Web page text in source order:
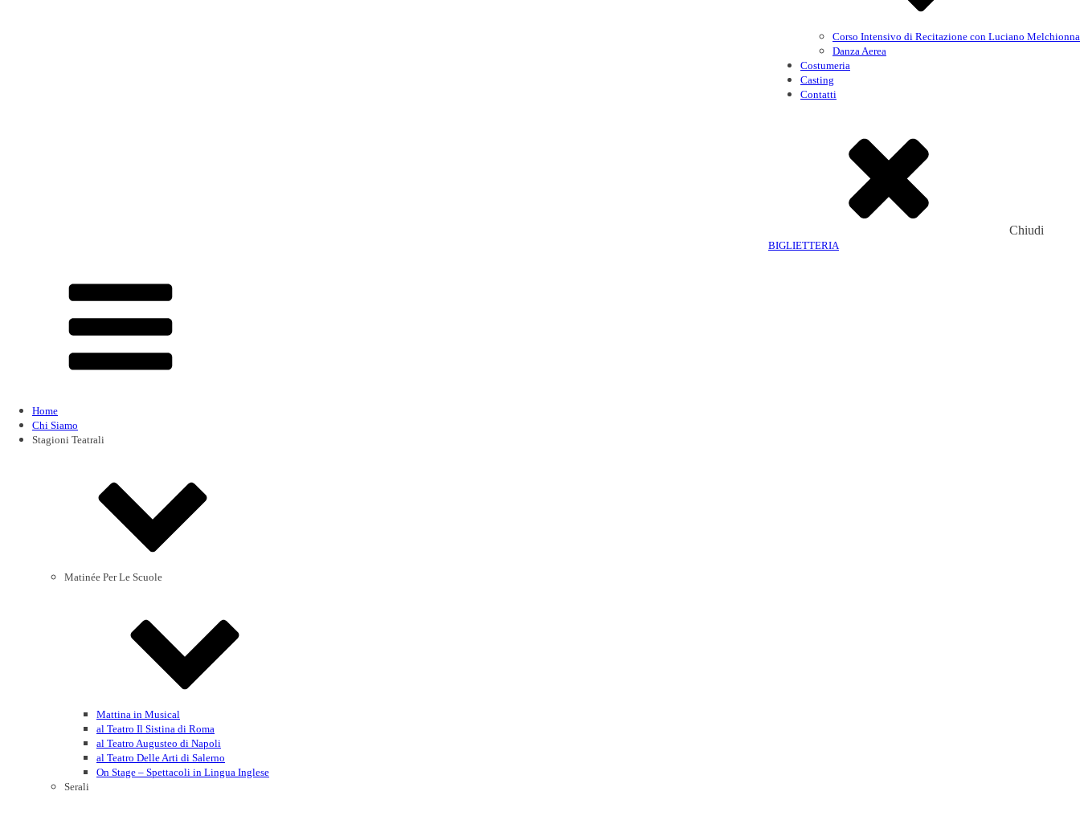
Corso Intensivo di Recitazione con Luciano Melchionna
Danza Aerea
Costumeria
Casting
Contatti
Chiudi
BIGLIETTERIA
Home
Chi Siamo
Stagioni Teatrali
Matinée Per Le Scuole
Mattina in Musical
al Teatro Il Sistina di Roma
al Teatro Augusteo di Napoli
al Teatro Delle Arti di Salerno
On Stage – Spettacoli in Lingua Inglese
Serali